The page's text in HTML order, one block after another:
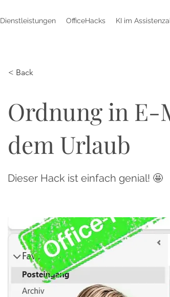
Dienstleistungen OfficeHacks KI im
< Back
Ordnung in E-
dem Urlaub
Dieser Hack ist einfach genial! 🤩